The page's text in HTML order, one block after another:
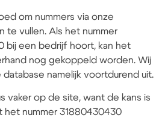
om nummers via onze
te vullen. Als het nummer
bij een bedrijf hoort, kan het
nog gekoppeld worden. Wij
database namelijk voortdurend uit.
vaker op de site, want de kans is
het nummer 31880430430